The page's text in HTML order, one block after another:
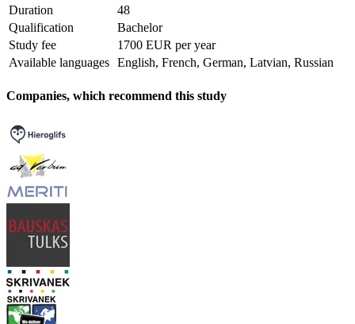
Duration
48
Qualification
Bachelor
Study fee
1700 EUR per year
Available languages English, French, German, Latvian, Russian
Companies, which recommend this study